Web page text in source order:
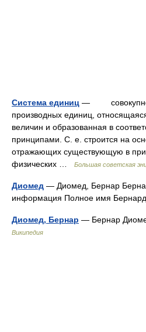
Система единиц —
производных единиц,
величин и образованная в
принципами. С. е. строится на
отражающих существующую в
физических …
Большая советская
Диомед — Диомед, Бернар
информация Полное имя
Диомед, Бернар — Бернар
Википедия